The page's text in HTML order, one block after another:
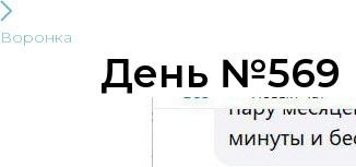
Воронка
День №569